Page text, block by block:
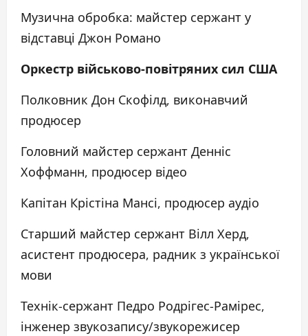
Музична обробка: майстер сержант у
відставці Джон Романо
Оркестр військово-повітряних сил США
Полковник Дон Скофілд, виконавчий
продюсер
Головний майстер сержант Денніс
Хоффманн, продюсер відео
Капітан Крістіна Мансі, продюсер аудіо
Старший майстер сержант Вілл Херд,
асистент продюсера, радник з української
мови
Технік-сержант Педро Родрігес-Рамірес,
інженер звукозапису/звукорежисер